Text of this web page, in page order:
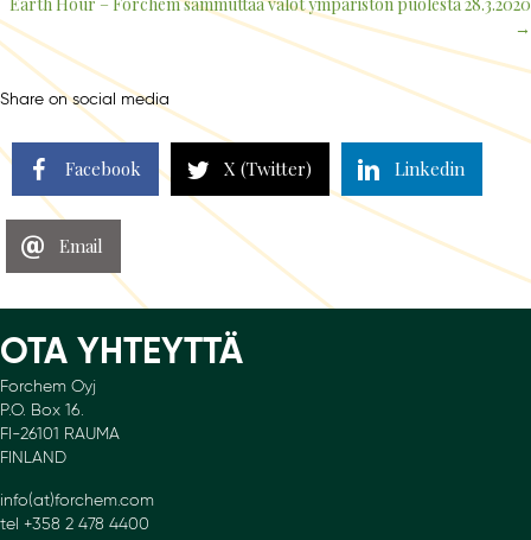
Posts
navigation
→
Share on social media
Facebook X (Twitter) Linkedin
Email
OTA YHTEYTTÄ
Forchem Oyj
P.O. Box 16.
FI-26101 RAUMA
FINLAND
info(at)forchem.com
tel +358 2 478 4400